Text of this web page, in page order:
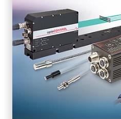
Nauwkeurige sensoren
machinebouw